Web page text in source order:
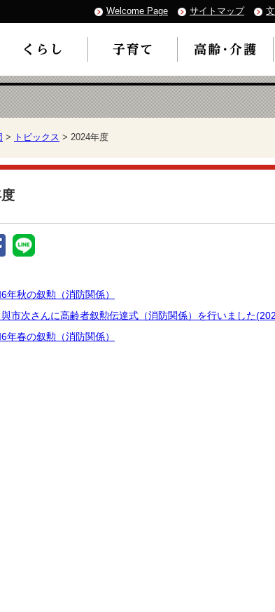
Welcome Page サイトマップ
> トピックス > 2024年度
年秋の叙勲（消防関係）
市次さんに高齢者叙勲伝達式（消防関係）を行いました
年春の叙勲（消防関係）